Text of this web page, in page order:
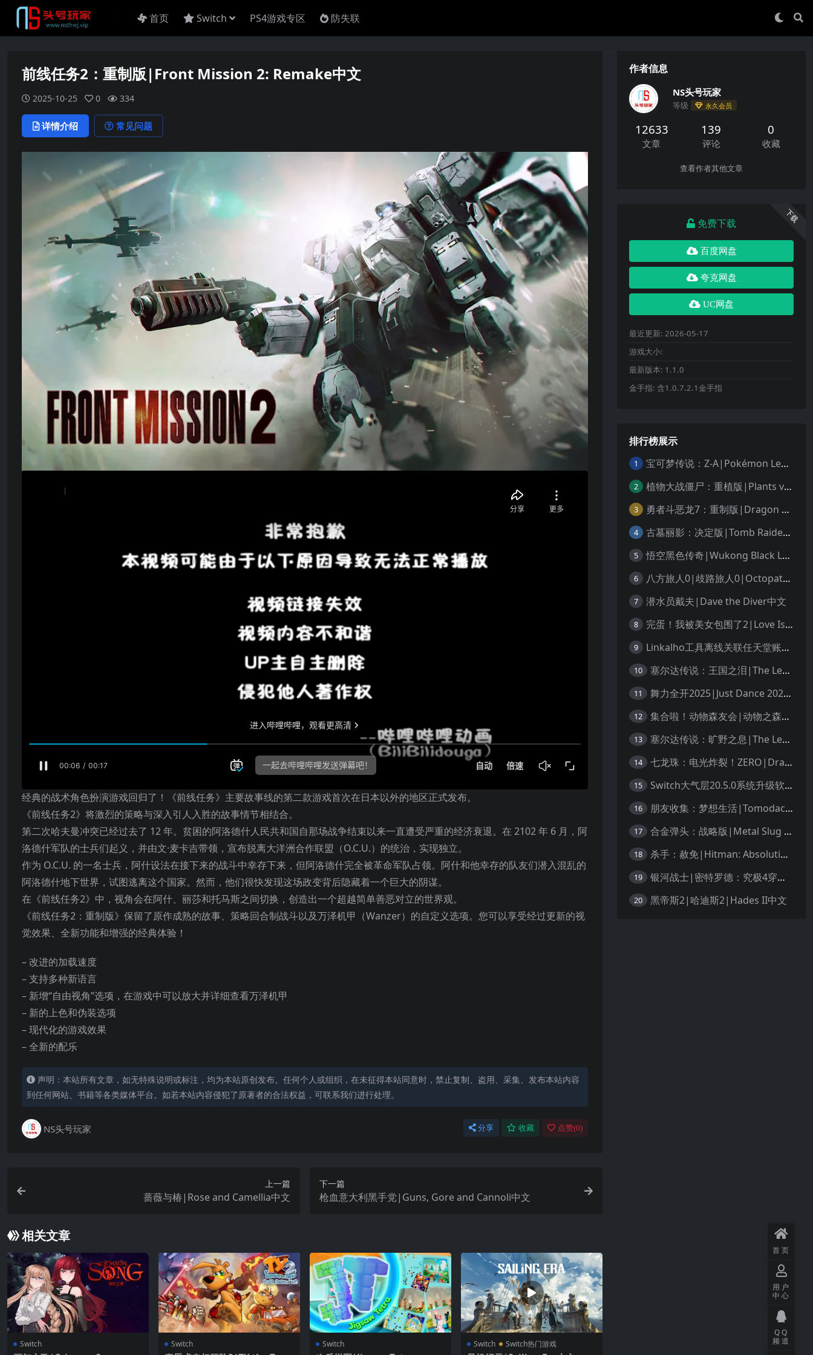
首页 Switch PS4游戏专区 防失联
前线任务2：重制版|Front Mission 2: Remake中文
2025-10-25 0 334
详情介绍 常见问题
经典的战术角色扮演游戏回归了！《前线任务》主要故事线的第二款游戏首次在日本以外的地区正式发布。
《前线任务2》将激烈的策略与深入引人入胜的故事情节相结合。
第二次哈夫曼冲突已经过去了 12 年。贫困的阿洛德什人民共和国自那场战争结束以来一直遭受严重的经济衰退。在 2102 年 6 月，阿
洛德什军队的士兵们起义，并由文·麦卡吉带领，宣布脱离大洋洲合作联盟（O.C.U.）的统治，实现独立。
作为 O.C.U. 的一名士兵，阿什设法在接下来的战斗中幸存下来，但阿洛德什完全被革命军队占领。阿什和他幸存的队友们潜入混乱的
阿洛德什地下世界，试图逃离这个国家。然而，他们很快发现这场政变背后隐藏着一个巨大的阴谋。
在《前线任务2》中，视角会在阿什、丽莎和托马斯之间切换，创造出一个超越简单善恶对立的世界观。
《前线任务2：重制版》保留了原作成熟的故事、策略回合制战斗以及万泽机甲（Wanzer）的自定义选项。您可以享受经过更新的视
觉效果、全新功能和增强的经典体验！
– 改进的加载速度
– 支持多种新语言
– 新增“自由视角”选项，在游戏中可以放大并详细查看万泽机甲
– 新的上色和伪装选项
– 现代化的游戏效果
– 全新的配乐
声明：本站所有文章，如无特殊说明或标注，均为本站原创发布。任何个人或组织，在未征得本站同意时，禁止复制、盗用、采集、发布本站内容
到任何网站、书籍等各类媒体平台。如若本站内容侵犯了原著者的合法权益，可联系我们进行处理。
NS头号玩家 分享 收藏 点赞(0)
上一篇
蔷薇与椿|Rose and Camellia中文
下一篇
枪血意大利黑手党|Guns, Gore and Cannoli中文
相关文章
Switch Switch Switch Switch Switch热门游戏
作者信息
NS头号玩家
等级 永久会员
12633
文章
139
评论
0
收藏
查看作者其他文章
下载
免费下载
百度网盘
夸克网盘
UC网盘
最近更新: 2026-05-17
游戏大小:
最新版本: 1.1.0
金手指: 含1.0.7.2.1金手指
排行榜展示
1 宝可梦传说：Z-A|Pokémon Legends: Z-A中文
2 植物大战僵尸：重植版|Plants vs. Zombies: Replanted中文
3 勇者斗恶龙7：重制版|Dragon Quest VII Reimagined中文
4 古墓丽影：决定版|Tomb Raider: Definitive Edition中文
5 悟空黑色传奇|Wukong Black Legend
6 八方旅人0|歧路旅人0|Octopath Traveler 0中文
7 潜水员戴夫|Dave the Diver中文
8 完蛋！我被美女包围了2|Love Is All Around 2中文
9 Linkalho工具离线关联任天堂账户教程
10 塞尔达传说：王国之泪|The Legend of Zelda: Tears of the Kingdom中文
11 舞力全开2025|Just Dance 2025中文
12 集合啦！动物森友会|动物之森|Animal Crossing: New Horizons中文
13 塞尔达传说：旷野之息|The Legend of Zelda: Breath of the Wild中文
14 七龙珠：电光炸裂！ZERO|Dragon Ball: Sparking! Zero中文
15 Switch大气层20.5.0系统升级软硬破通用教程
16 朋友收集：梦想生活|Tomodachi Life: Living the Dream中文
17 合金弹头：战略版|Metal Slug Tactics中文
18 杀手：赦免|Hitman: Absolution汉化
19 银河战士|密特罗德：究极4穿越未知|Metroid Prime 4: Beyond中文
20 黑帝斯2|哈迪斯2|Hades II中文
首页
用户
中心
QQ
频道